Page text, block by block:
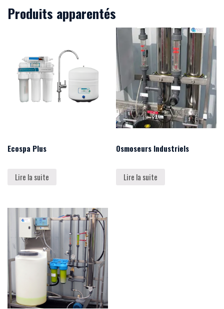
Produits apparentés
Ecospa Plus
Lire la suite
Osmoseurs Industriels
Lire la suite